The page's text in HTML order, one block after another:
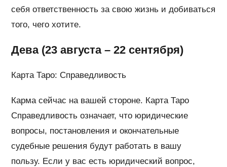
себя ответственность за свою жизнь и добиваться
того, чего хотите.
Дева (23 августа – 22 сентября)
Карта Таро: Справедливость
Карма сейчас на вашей стороне. Карта Таро
Справедливость означает, что юридические
вопросы, постановления и окончательные
судебные решения будут работать в вашу
пользу. Если у вас есть юридический вопрос,